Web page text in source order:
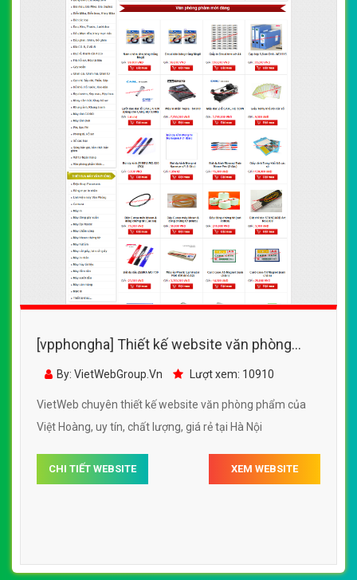
[vpphongha] Thiết kế website văn phòng
phẩm của Việt Hoàng đẹp SEO tốt
By: VietWebGroup.Vn Lượt xem: 10910
VietWeb chuyên thiết kế website văn phòng phẩm của
Việt Hoàng, uy tín, chất lượng, giá rẻ tại Hà Nội
CHI TIẾT WEBSITE XEM WEBSITE